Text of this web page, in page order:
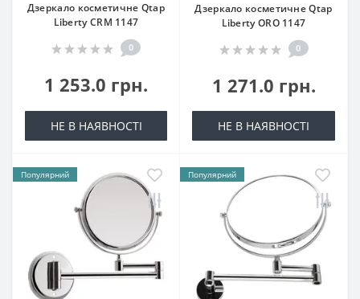
Дзеркало косметичне Qtap
Liberty CRM 1147
0
1 253.0 грн.
НЕ В НАЯВНОСТІ
Дзеркало косметичне Qtap
Liberty ORO 1147
0
1 271.0 грн.
НЕ В НАЯВНОСТІ
Популярний Популярний